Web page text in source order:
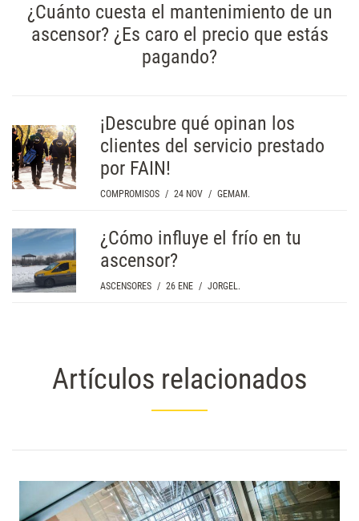
¿Cuánto cuesta el mantenimiento de un
ascensor? ¿Es caro el precio que estás
pagando?
¡Descubre qué opinan los
clientes del servicio prestado
por FAIN!
COMPROMISOS / 24 NOV / GEMAM.
¿Cómo influye el frío en tu
ascensor?
ASCENSORES / 26 ENE / JORGEL.
Artículos relacionados